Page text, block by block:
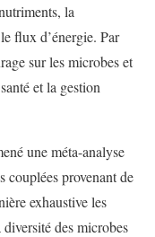
la
flux d’énergie. Par
sur les microbes et
et la gestion
une méta-analyse
couplées provenant de
exhaustive les
des microbes